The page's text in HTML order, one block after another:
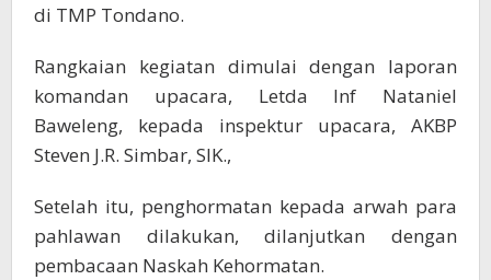
di TMP Tondano.
Rangkaian kegiatan dimulai dengan laporan
komandan upacara, Letda Inf Nataniel
Baweleng, kepada inspektur upacara, AKBP
Steven J.R. Simbar, SIK.,
Setelah itu, penghormatan kepada arwah para
pahlawan dilakukan, dilanjutkan dengan
pembacaan Naskah Kehormatan.